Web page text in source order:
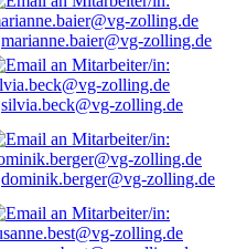
marianne.baier@vg-zolling.de
silvia.beck@vg-zolling.de
dominik.berger@vg-zolling.de